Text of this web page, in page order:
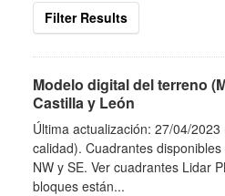
Filter Results
Modelo digital del terreno
Castilla y León
Última actualización: 27/04/
calidad). Cuadrantes
NW y SE. Ver cuadrantes Lidar
bloques están...